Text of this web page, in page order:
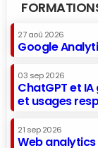
27 aoû 2026
Google
03 sep 2026
ChatGPT et
et usages
21 sep 2026
Web